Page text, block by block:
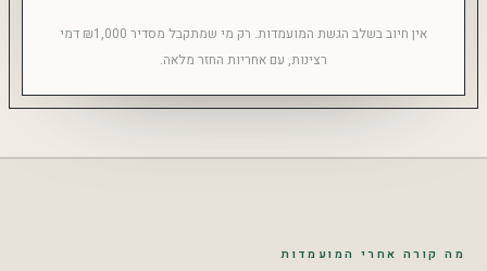
אין חיוב בשלב הגשת המועמדות. רק מי שמתקבל מסדיר ₪1,000 דמי
רצינות, עם אחריות החזר מלאה.
מה קורה אחרי המועמדות